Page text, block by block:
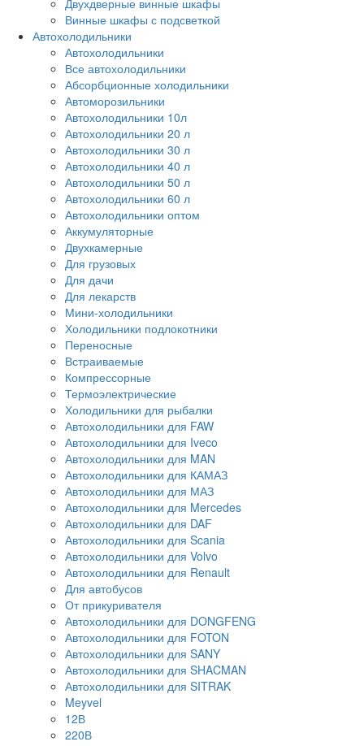
Двухдверные винные шкафы
Винные шкафы с подсветкой
Автохолодильники
Автохолодильники
Все автохолодильники
Абсорбционные холодильники
Автоморозильники
Автохолодильники 10л
Автохолодильники 20 л
Автохолодильники 30 л
Автохолодильники 40 л
Автохолодильники 50 л
Автохолодильники 60 л
Автохолодильники оптом
Аккумуляторные
Двухкамерные
Для грузовых
Для дачи
Для лекарств
Мини-холодильники
Холодильники подлокотники
Переносные
Встраиваемые
Компрессорные
Термоэлектрические
Холодильники для рыбалки
Автохолодильники для FAW
Автохолодильники для Iveco
Автохолодильники для MAN
Автохолодильники для КАМАЗ
Автохолодильники для МАЗ
Автохолодильники для Mercedes
Автохолодильники для DAF
Автохолодильники для Scania
Автохолодильники для Volvo
Автохолодильники для Renault
Для автобусов
От прикуривателя
Автохолодильники для DONGFENG
Автохолодильники для FOTON
Автохолодильники для SANY
Автохолодильники для SHACMAN
Автохолодильники для SITRAK
Meyvel
12В
220В